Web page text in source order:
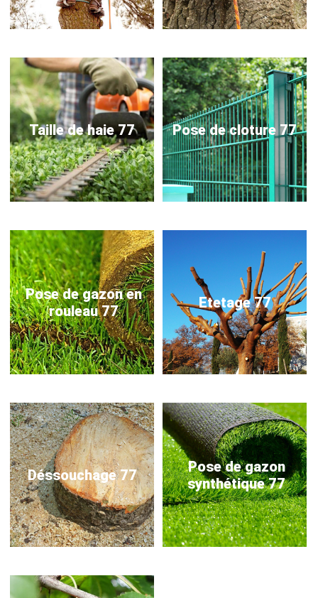
Taille de haie 77 Pose de cloture 77
Pose de gazon en
rouleau 77
Etetage 77
Déssouchage 77
Pose de gazon
synthétique 77